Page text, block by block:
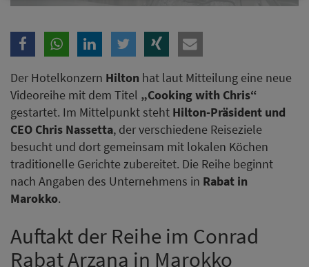
Der Hotelkonzern Hilton hat laut Mitteilung eine neue
Videoreihe mit dem Titel „Cooking with Chris“
gestartet. Im Mittelpunkt steht Hilton-Präsident und
CEO Chris Nassetta, der verschiedene Reiseziele
besucht und dort gemeinsam mit lokalen Köchen
traditionelle Gerichte zubereitet. Die Reihe beginnt
nach Angaben des Unternehmens in Rabat in
Marokko.
Auftakt der Reihe im Conrad
Rabat Arzana in Marokko